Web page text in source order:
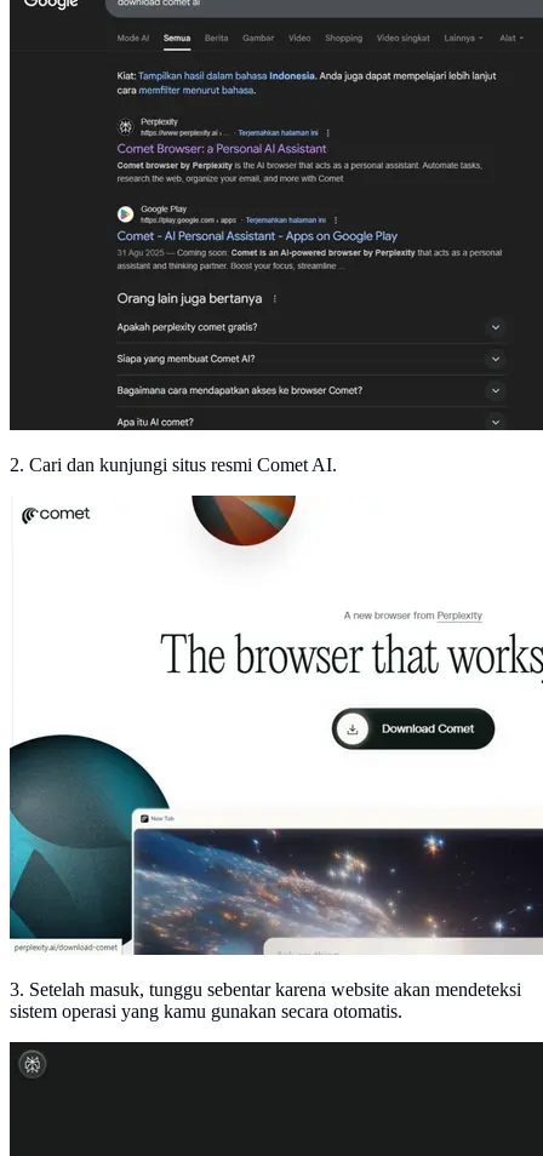
2. Cari dan kunjungi situs resmi Comet AI.
3. Setelah masuk, tunggu sebentar karena website akan mendeteksi
sistem operasi yang kamu gunakan secara otomatis.